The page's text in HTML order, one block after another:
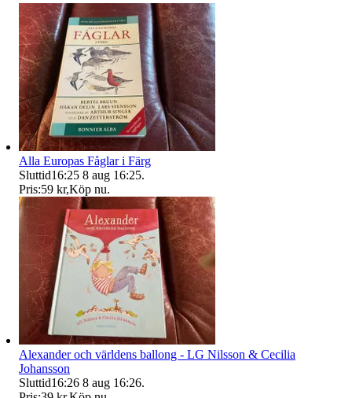
Alla Europas Fåglar i Färg
Sluttid16:25 8 aug 16:25.
Pris:59 kr,Köp nu.
Alexander och världens ballong - LG Nilsson & Cecilia
Johansson
Sluttid16:26 8 aug 16:26.